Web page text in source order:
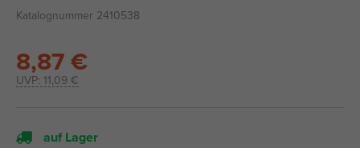
Katalognummer 2410538
UVP: 11,09 €
8,87 €
auf Lager